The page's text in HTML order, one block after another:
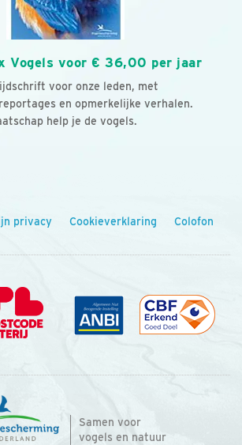
Vogels voor € 36,00 per jaar
voor onze leden, met
en opmerkelijke verhalen.
help je de vogels.
privacy Cookieverklaring Colofon
Samen voor
vogels en natuur